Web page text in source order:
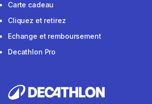
Carte cadeau
Cliquez et retirez
Echange et remboursement
Decathlon Pro